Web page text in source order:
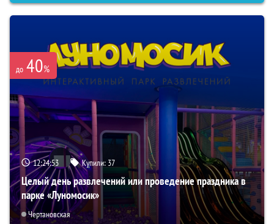
до 40%
12:24:51 Купили: 37
Целый день развлечений или проведение праздника в
парке «Луномосик»
Чертановская